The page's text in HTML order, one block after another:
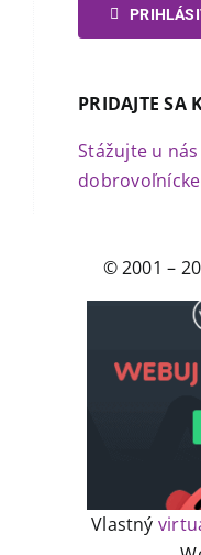
PRIDAJTE SA
Stážujte u nás
© 2001 –
Vlastný